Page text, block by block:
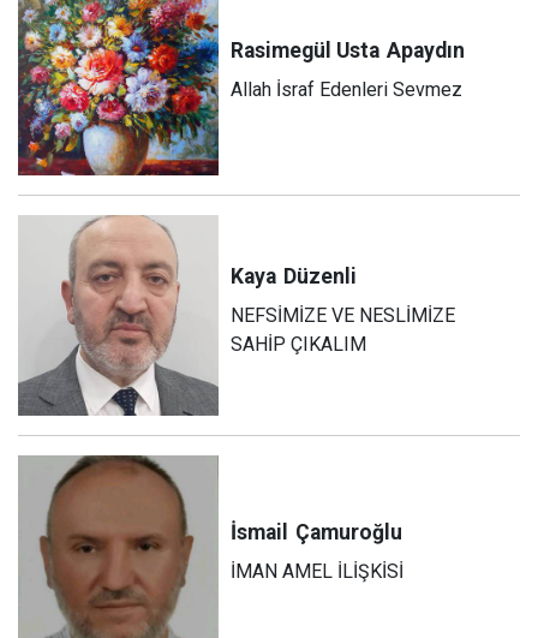
Rasimegül Usta Apaydın
Allah İsraf Edenleri Sevmez
Kaya Düzenli
NEFSİMİZE VE NESLİMİZE
SAHİP ÇIKALIM
İsmail Çamuroğlu
İMAN AMEL İLİŞKİSİ